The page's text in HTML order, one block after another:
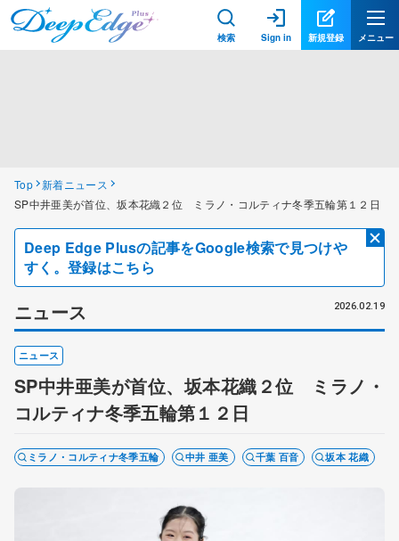
検索 Sign in 新規登録 メニュー
Top 新着ニュース
SP中井亜美が首位、坂本花織２位 ミラノ・コルティナ冬季五輪第１２日
Deep Edge Plusの記事をGoogle検索で見つけや
すく。登録はこちら
ニュース 2026.02.19
ニュース
SP中井亜美が首位、坂本花織２位 ミラノ・
コルティナ冬季五輪第１２日
ミラノ・コルティナ冬季五輪 中井 亜美 千葉 百音 坂本 花織